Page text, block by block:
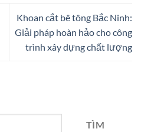
Khoan cắt bê tông Bắc Ninh:
Giải pháp hoàn hảo cho công
trình xây dựng chất lượng
TÌM